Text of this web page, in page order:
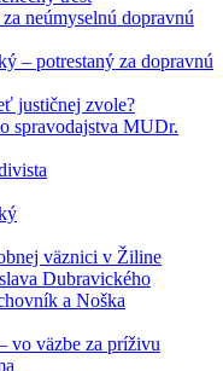
neúmyselnú dopravnú
– potrestaný za dopravnú
justičnej zvole?
spravodajstva MUDr.
väznici v Žiline
Dubravického
a Noška
vo väzbe za príživu